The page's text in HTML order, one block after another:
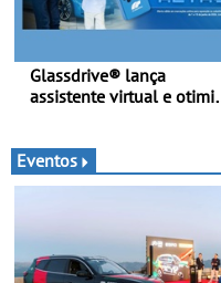
Glassdrive® lança
assistente virtual e otimiza
“Ana” está disponível 24
horas por dia e reforça o
Eventos